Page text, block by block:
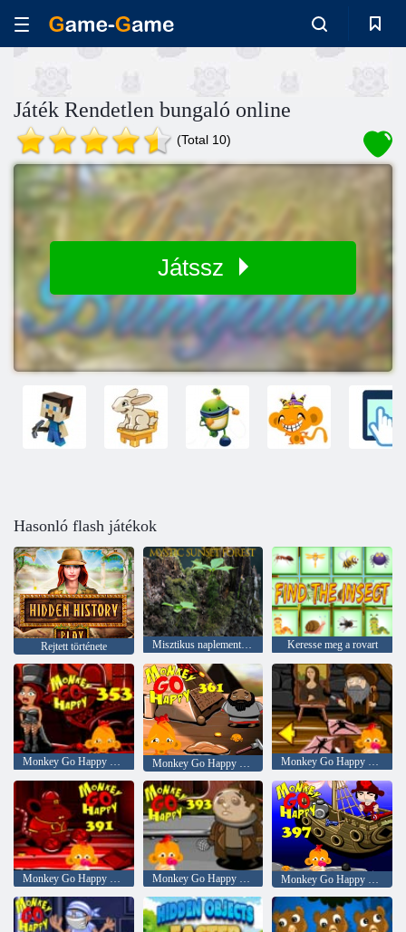
Játék Rendetlen bungaló online
(Total 10)
Játssz
Hasonló flash játékok
Rejtett története Misztikus naplemente erdő Keresse meg a rovart
Monkey Go Happy Stage 353 Monkey Go Happy Stage 371
Monkey Go Happy Stage 391 Monkey Go Happy Stage 393 Monkey Go Happy Stage 397